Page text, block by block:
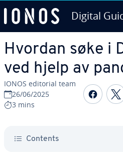
Digital
Hvordan søke i
ved hjelp av
IONOS editorial team
26/06/2025
3 mins
Contents